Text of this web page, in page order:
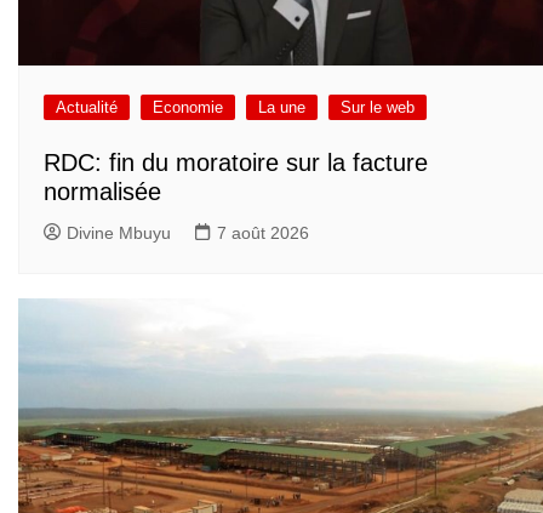
Actualité Economie La une Sur le web
RDC: fin du moratoire sur la facture
normalisée
Divine Mbuyu 7 août 2026